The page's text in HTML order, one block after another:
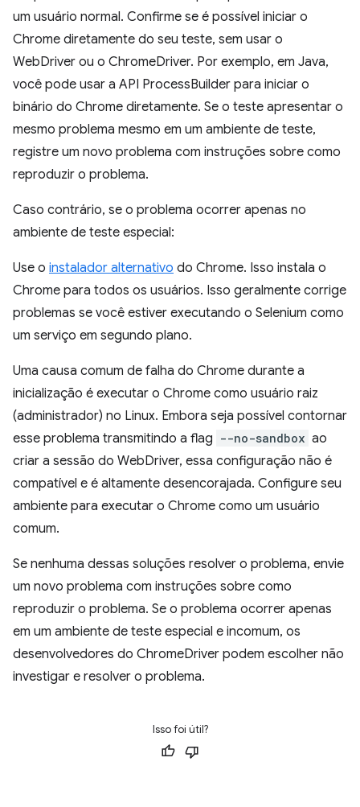
um usuário normal. Confirme se é possível iniciar o
Chrome diretamente do seu teste, sem usar o
WebDriver ou o ChromeDriver. Por exemplo, em Java,
você pode usar a API ProcessBuilder para iniciar o
binário do Chrome diretamente. Se o teste apresentar o
mesmo problema mesmo em um ambiente de teste,
registre um novo problema com instruções sobre como
reproduzir o problema.
Caso contrário, se o problema ocorrer apenas no
ambiente de teste especial:
Use o instalador alternativo do Chrome. Isso instala o
Chrome para todos os usuários. Isso geralmente corrige
problemas se você estiver executando o Selenium como
um serviço em segundo plano.
Uma causa comum de falha do Chrome durante a
inicialização é executar o Chrome como usuário raiz
(administrador) no Linux. Embora seja possível contornar
esse problema transmitindo a flag --no-sandbox ao
criar a sessão do WebDriver, essa configuração não é
compatível e é altamente desencorajada. Configure seu
ambiente para executar o Chrome como um usuário
comum.
Se nenhuma dessas soluções resolver o problema, envie
um novo problema com instruções sobre como
reproduzir o problema. Se o problema ocorrer apenas
em um ambiente de teste especial e incomum, os
desenvolvedores do ChromeDriver podem escolher não
investigar e resolver o problema.
Isso foi útil?